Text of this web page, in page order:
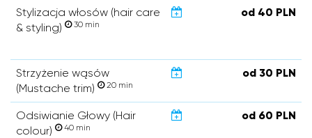
Stylizacja włosów (hair care
& styling)
30 min
od 40 PLN
Strzyżenie wąsów
(Mustache trim)
20 min
od 30 PLN
Odsiwianie Głowy (Hair
colour)
40 min
od 60 PLN